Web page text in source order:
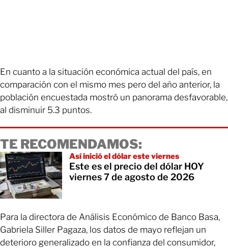
En cuanto a la situación económica actual del país, en
comparación con el mismo mes pero del año anterior, la
población encuestada mostró un panorama desfavorable,
al disminuir 5.3 puntos.
TE RECOMENDAMOS:
Así inició el dólar este viernes
Este es el precio del dólar HOY
viernes 7 de agosto de 2026
Para la directora de Análisis Económico de Banco Basa,
Gabriela Siller Pagaza, los datos de mayo reflejan un
deterioro generalizado en la confianza del consumidor,